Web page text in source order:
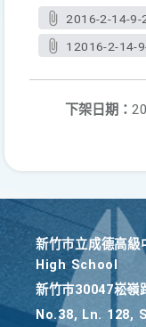
2016-2-14-
12016-2-14-
下架日期：
新竹巿立成德高
High School
新竹巿30047崧嶺
No.38, Ln. 128,